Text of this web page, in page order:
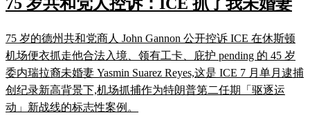
75 岁共和党人控诉：ICE 抓了我未婚妻
75 岁的德州共和党商人 John Gannon 公开控诉 ICE 在休斯顿
机场便衣抓走他合法入境、领有工卡、庇护 pending 的 45 岁
委内瑞拉裔未婚妻 Yasmin Suarez Reyes,这是 ICE 7 月单月逮捕
创纪录新高背景下,机场抓捕作为特朗普第二任期「驱逐运
动」新战线的标志性案例。